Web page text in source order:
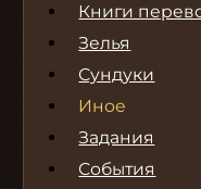
Книги
Зелья
Сундуки
Иное
Задания
События